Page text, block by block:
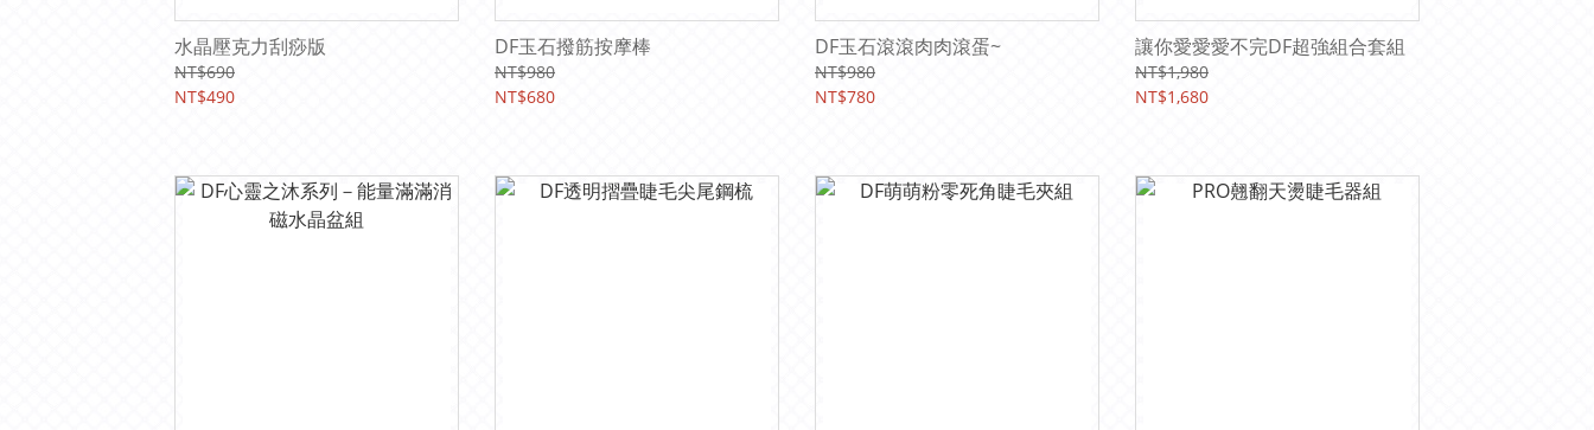
水晶壓克力刮痧版
NT$690
NT$490
DF玉石撥筋按摩棒
NT$980
NT$680
DF玉石滾滾肉肉滾蛋~
NT$980
NT$780
讓你愛愛愛不完DF超強組合套組
NT$1,980
NT$1,680